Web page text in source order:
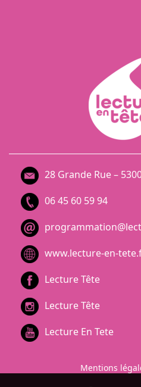
28 Grande Rue –
06 45 60 59 94
www.lecture-en-
Lecture Tête
Lecture Tête
Lecture En Tete
Mentions